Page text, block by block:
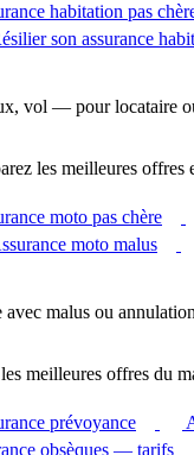
habitation pas
son assurance
vol — pour locataire
les meilleures offres
moto pas chère
moto malus
malus ou
meilleures offres du
prévoyance
obsèques — tarifs